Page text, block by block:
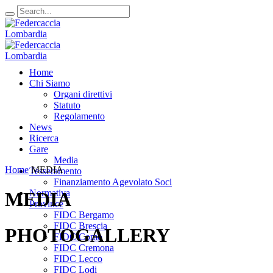
Home
Chi Siamo
Organi direttivi
Statuto
Regolamento
News
Ricerca
Gare
Media
Tesseramento
Finanziamento Agevolato Soci
Normativa
Province
FIDC Bergamo
FIDC Brescia
FIDC Como
FIDC Cremona
FIDC Lecco
FIDC Lodi
Home MEDIA
MEDIA
PHOTOGALLERY